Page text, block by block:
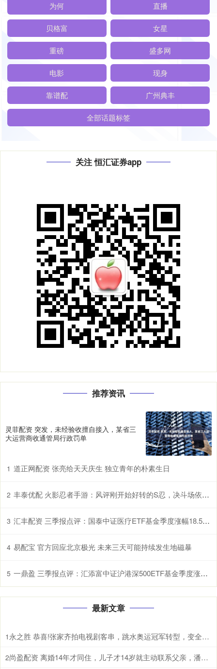
为何 直播
贝格富 女星
重磅 盛多网
电影 现身
靠谱配 广州典丰
全部话题标签
关注 恒汇证券app
推荐资讯
灵菲配资 突发，未经验收擅自接入，某省三
大运营商收通管局行政罚单
1 道正网配资 张亮给天天庆生 独立青年的朴素生日
2 丰泰优配 火影忍者手游：风评刚开始好转的S忍，决斗场依旧查无此人？
3 汇丰配资 三季报点评：国泰中证医疗ETF基金季度涨幅18.53%
4 易配宝 官方回应北京极光 未来三天可能持续发生地磁暴
5 一鼎盈 三季报点评：汇添富中证沪港深500ETF基金季度涨幅17.99%
最新文章
1 永之胜 恭喜!张家齐拍电视剧客串，跳水奥运冠军转型，变全红婵哥哥搭档
2 尚盈配资 离婚14年才同住，儿子才14岁就主动联系父亲，潘粤明终于赢了